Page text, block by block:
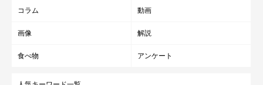
コラム 動画
画像 解説
食べ物 アンケート